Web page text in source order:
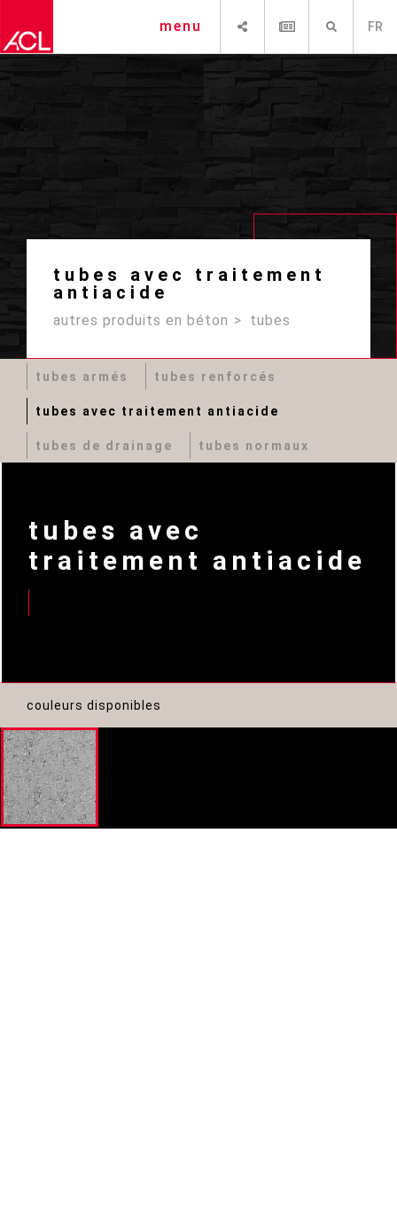
FR
menu
tubes avec traitement
antiacide
autres produits en béton tubes
tubes armés tubes renforcés
tubes avec traitement antiacide
tubes de drainage tubes normaux
tubes avec
traitement antiacide
couleurs disponibles